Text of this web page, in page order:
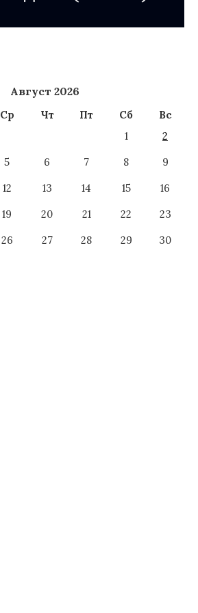
Август 2026
Ср Чт Пт Сб
Вс
1
2
5 6 7 8
9
12 13 14 15
16
19 20 21 22
23
26 27 28 29
30